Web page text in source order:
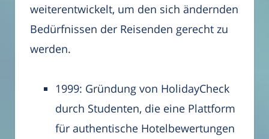
weiterentwickelt, um den sich ändernden
Bedürfnissen der Reisenden gerecht zu
werden.
1999: Gründung von HolidayCheck
durch Studenten, die eine Plattform
für authentische Hotelbewertungen